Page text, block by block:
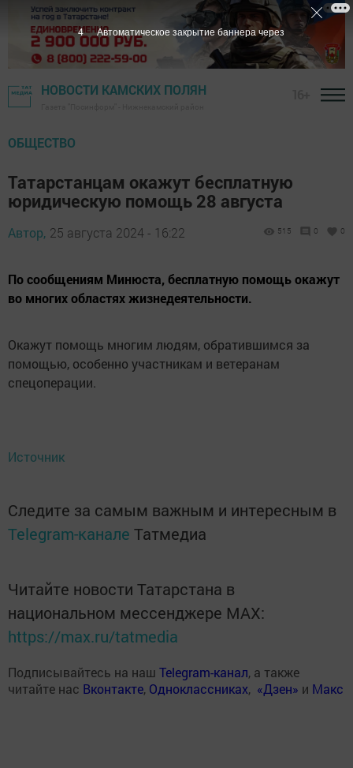
НОВОСТИ КАМСКИХ ПОЛЯН
ОБЩЕСТВО
Татарстанцам окажут бесплатную
юридическую помощь 28 августа
Автор, 25 августа 2024 - 16:22 515 0 0
По сообщениям Минюста, бесплатную помощь окажут
во многих областях жизнедеятельности.
Окажут помощь многим людям, обратившимся за
помощью, особенно участникам и ветеранам
спецоперации.
Источник
Следите за самым важным и интересным в
Telegram-канале Татмедиа
Читайте новости Татарстана в
национальном мессенджере MАХ:
https://max.ru/tatmedia
Подписывайтесь на наш Telegram-канал, а также
читайте нас Вконтакте, Одноклассниках, «Дзен» и Макс
3 Автоматическое закрытие баннера через